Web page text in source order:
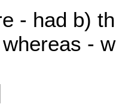
- had b)
-